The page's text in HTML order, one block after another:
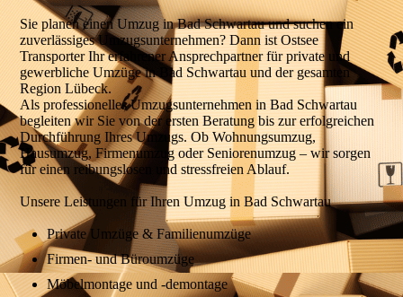
Sie planen einen Umzug in Bad Schwartau und suchen ein
zuverlässiges Umzugsunternehmen? Dann ist Ostsee
Transporter Ihr erfahrener Ansprechpartner für private und
gewerbliche Umzüge in Bad Schwartau und der gesamten
Region Lübeck.
Als professionelles Umzugsunternehmen in Bad Schwartau
begleiten wir Sie von der ersten Beratung bis zur erfolgreichen
Durchführung Ihres Umzugs. Ob Wohnungsumzug,
Hausumzug, Firmenumzug oder Seniorenumzug – wir sorgen
für einen reibungslosen und stressfreien Ablauf.
Unsere Leistungen für Ihren Umzug in Bad Schwartau
Private Umzüge & Familienumzüge
Firmen- und Büroumzüge
Möbelmontage und -demontage